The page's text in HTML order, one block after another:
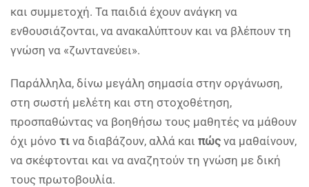
και συμμετοχή. Τα παιδιά έχουν ανάγκη να
ενθουσιάζονται, να ανακαλύπτουν και να βλέπουν τη
γνώση να «ζωντανεύει».
Παράλληλα, δίνω μεγάλη σημασία στην οργάνωση,
στη σωστή μελέτη και στη στοχοθέτηση,
προσπαθώντας να βοηθήσω τους μαθητές να μάθουν
όχι μόνο τι να διαβάζουν, αλλά και πώς να μαθαίνουν,
να σκέφτονται και να αναζητούν τη γνώση με δική
τους πρωτοβουλία.